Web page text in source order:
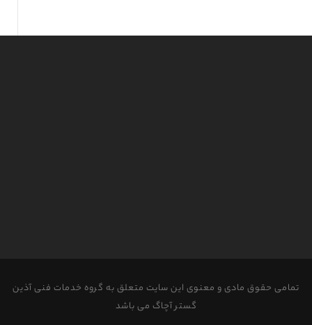
تمامی حقوق مادی و معنوی این سایت متعلق به گروه خدمات فنی آذین
گستر آچاگ می باشد